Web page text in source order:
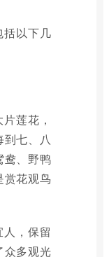
括以下几
莲花，
七、八
鸯、野鸭
赏花观鸟
，保留
众多观光